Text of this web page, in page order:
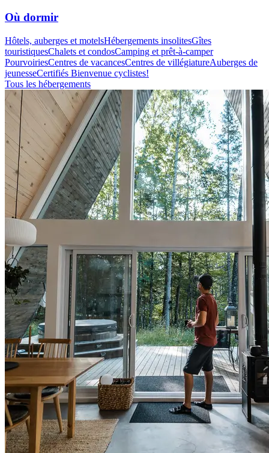
Où dormir
Hôtels, auberges et motelsHébergements insolitesGîtes
touristiquesChalets et condosCamping et prêt-à-camper
PourvoiriesCentres de vacancesCentres de villégiatureAuberges de
jeunesseCertifiés Bienvenue cyclistes!
Tous les hébergements